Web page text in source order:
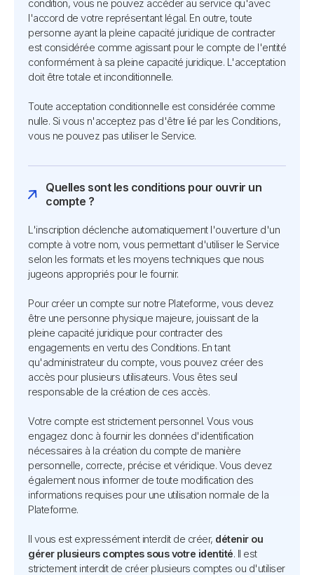
condition, vous ne pouvez accéder au service qu'avec
l'accord de votre représentant légal. En outre, toute
personne ayant la pleine capacité juridique de contracter
est considérée comme agissant pour le compte de l'entité
conformément à sa pleine capacité juridique. L'acceptation
doit être totale et inconditionnelle.
Toute acceptation conditionnelle est considérée comme
nulle. Si vous n'acceptez pas d'être lié par les Conditions,
vous ne pouvez pas utiliser le Service.
Quelles sont les conditions pour ouvrir un
compte ?
L'inscription déclenche automatiquement l'ouverture d'un
compte à votre nom, vous permettant d'utiliser le Service
selon les formats et les moyens techniques que nous
jugeons appropriés pour le fournir.
Pour créer un compte sur notre Plateforme, vous devez
être une personne physique majeure, jouissant de la
pleine capacité juridique pour contracter des
engagements en vertu des Conditions. En tant
qu'administrateur du compte, vous pouvez créer des
accès pour plusieurs utilisateurs. Vous êtes seul
responsable de la création de ces accès.
Votre compte est strictement personnel. Vous vous
engagez donc à fournir les données d'identification
nécessaires à la création du compte de manière
personnelle, correcte, précise et véridique. Vous devez
également nous informer de toute modification des
informations requises pour une utilisation normale de la
Plateforme.
Il vous est expressément interdit de créer, détenir ou
gérer plusieurs comptes sous votre identité. Il est
strictement interdit de créer plusieurs comptes ou d'utiliser